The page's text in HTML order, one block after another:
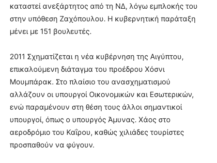
καταστεί ανεξάρτητος από τη ΝΔ, λόγω εμπλοκής του
στην υπόθεση Ζαχόπουλου. Η κυβερνητική παράταξη
μένει με 151 βουλευτές.
2011 Σχηματίζεται η νέα κυβέρνηση της Αιγύπτου,
επικαλούμενη διάταγμα του προέδρου Χόσνι
Μουμπάρακ. Στο πλαίσιο του ανασχηματισμού
αλλάζουν οι υπουργοί Οικονομικών και Εσωτερικών,
ενώ παραμένουν στη θέση τους άλλοι σημαντικοί
υπουργοί, όπως ο υπουργός Άμυνας. Xάος στο
αεροδρόμιο του Καΐρου, καθώς χιλιάδες τουρίστες
προσπαθούν να φύγουν.